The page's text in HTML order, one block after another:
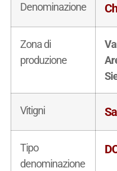
Denominazione
Zona di
produzione
Vitigni
Tipo
denominazione